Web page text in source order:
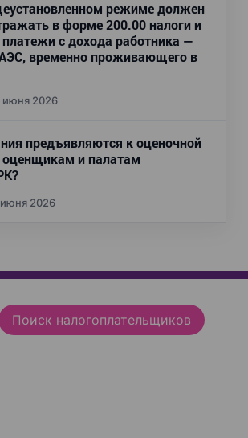
режиме должен
в форме 200.00 налоги и
с дохода работника —
временно проживающего в
июня 2026
предъявляются к оценочной
оценщикам и палатам
июня 2026
Поиск налогоплательщиков